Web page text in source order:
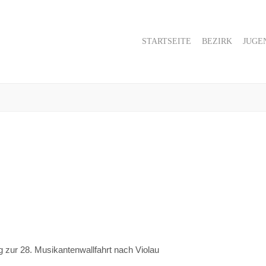
STARTSEITE BEZIRK
zur 28. Musikantenwallfahrt nach Violau